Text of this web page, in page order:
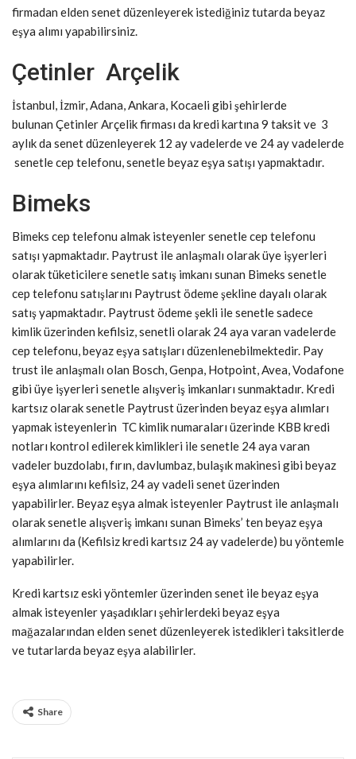
firmadan elden senet düzenleyerek istediğiniz tutarda beyaz
eşya alımı yapabilirsiniz.
Çetinler Arçelik
İstanbul, İzmir, Adana, Ankara, Kocaeli gibi şehirlerde
bulunan Çetinler Arçelik firması da kredi kartına 9 taksit ve 3
aylık da senet düzenleyerek 12 ay vadelerde ve 24 ay vadelerde
senetle cep telefonu, senetle beyaz eşya satışı yapmaktadır.
Bimeks
Bimeks cep telefonu almak isteyenler senetle cep telefonu
satışı yapmaktadır. Paytrust ile anlaşmalı olarak üye işyerleri
olarak tüketicilere senetle satış imkanı sunan Bimeks senetle
cep telefonu satışlarını Paytrust ödeme şekline dayalı olarak
satış yapmaktadır. Paytrust ödeme şekli ile senetle sadece
kimlik üzerinden kefilsiz, senetli olarak 24 aya varan vadelerde
cep telefonu, beyaz eşya satışları düzenlenebilmektedir. Pay
trust ile anlaşmalı olan Bosch, Genpa, Hotpoint, Avea, Vodafone
gibi üye işyerleri senetle alışveriş imkanları sunmaktadır. Kredi
kartsız olarak senetle Paytrust üzerinden beyaz eşya alımları
yapmak isteyenlerin TC kimlik numaraları üzerinde KBB kredi
notları kontrol edilerek kimlikleri ile senetle 24 aya varan
vadeler buzdolabı, fırın, davlumbaz, bulaşık makinesi gibi beyaz
eşya alımlarını kefilsiz, 24 ay vadeli senet üzerinden
yapabilirler. Beyaz eşya almak isteyenler Paytrust ile anlaşmalı
olarak senetle alışveriş imkanı sunan Bimeks’ ten beyaz eşya
alımlarını da (Kefilsiz kredi kartsız 24 ay vadelerde) bu yöntemle
yapabilirler.
Kredi kartsız eski yöntemler üzerinden senet ile beyaz eşya
almak isteyenler yaşadıkları şehirlerdeki beyaz eşya
mağazalarından elden senet düzenleyerek istedikleri taksitlerde
ve tutarlarda beyaz eşya alabilirler.
Share